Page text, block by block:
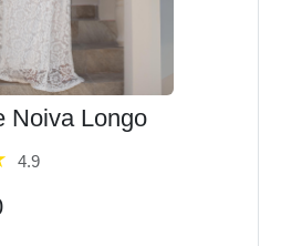
Noiva Longo
4.9